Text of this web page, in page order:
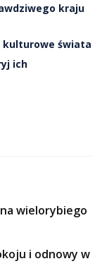
kraju
kulturowe świata
ich
wielorybiego
i odnowy w